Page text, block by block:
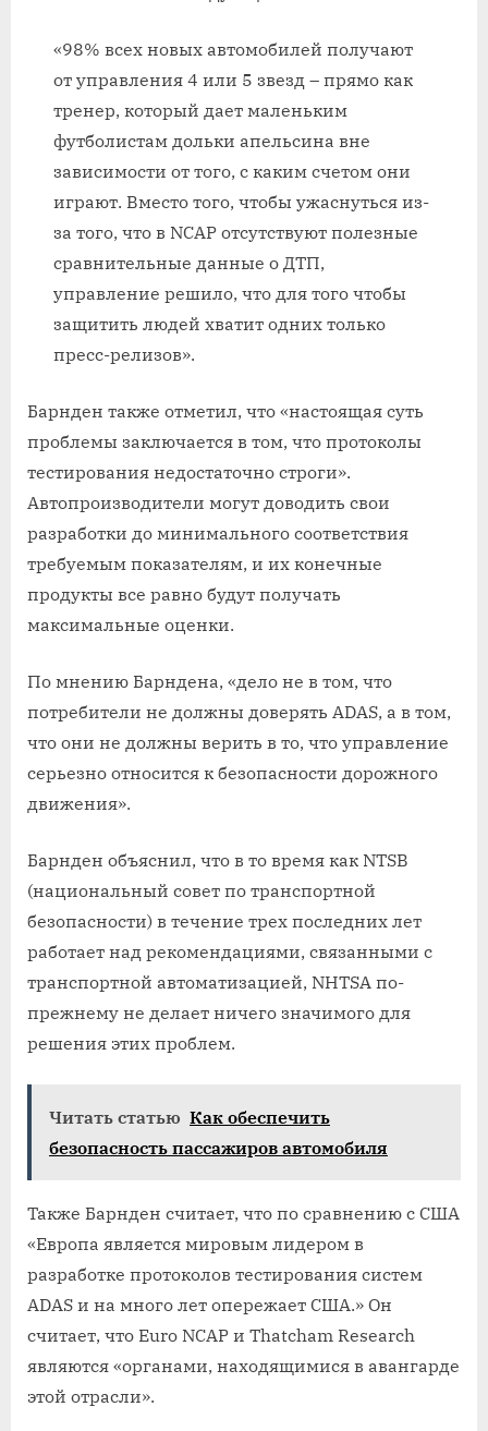
«98% всех новых автомобилей получают
от управления 4 или 5 звезд – прямо как
тренер, который дает маленьким
футболистам дольки апельсина вне
зависимости от того, с каким счетом они
играют. Вместо того, чтобы ужаснуться из-
за того, что в NCAP отсутствуют полезные
сравнительные данные о ДТП,
управление решило, что для того чтобы
защитить людей хватит одних только
пресс-релизов».
Барнден также отметил, что «настоящая суть
проблемы заключается в том, что протоколы
тестирования недостаточно строги».
Автопроизводители могут доводить свои
разработки до минимального соответствия
требуемым показателям, и их конечные
продукты все равно будут получать
максимальные оценки.
По мнению Барндена, «дело не в том, что
потребители не должны доверять ADAS, а в том,
что они не должны верить в то, что управление
серьезно относится к безопасности дорожного
движения».
Барнден объяснил, что в то время как NTSB
(национальный совет по транспортной
безопасности) в течение трех последних лет
работает над рекомендациями, связанными с
транспортной автоматизацией, NHTSA по-
прежнему не делает ничего значимого для
решения этих проблем.
Читать статью Как обеспечить
безопасность пассажиров автомобиля
Также Барнден считает, что по сравнению с США
«Европа является мировым лидером в
разработке протоколов тестирования систем
ADAS и на много лет опережает США.» Он
считает, что Euro NCAP и Thatcham Research
являются «органами, находящимися в авангарде
этой отрасли».